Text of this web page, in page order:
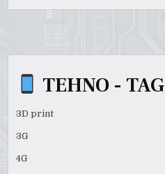
TEHNO - TAG
3D print
3G
4G